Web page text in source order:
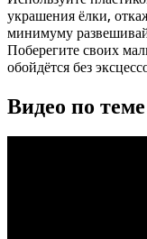
украшения ёлки,
минимуму
Поберегите своих
обойдётся без
Видео по теме